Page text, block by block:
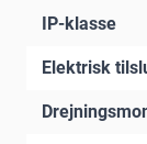
IP-klasse
Elektrisk